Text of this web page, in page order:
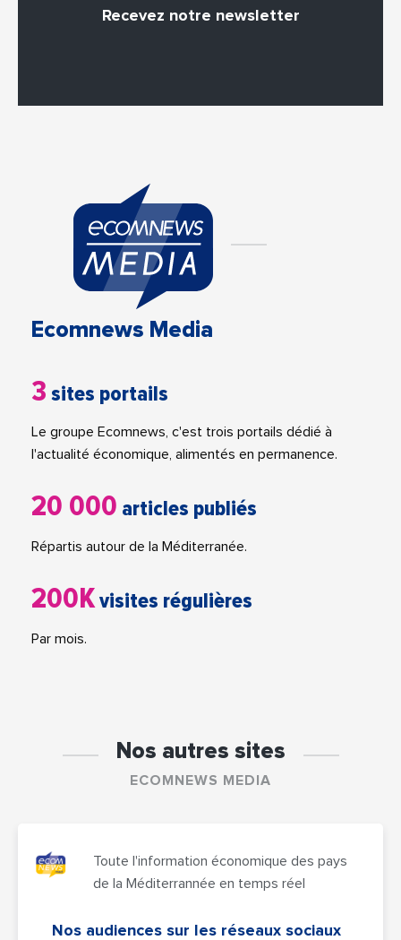
Recevez notre newsletter
Ecomnews Media
3 sites portails
Le groupe Ecomnews, c'est trois portails dédié à
l'actualité économique, alimentés en permanence.
20 000 articles publiés
Répartis autour de la Méditerranée.
200Kvisites régulières
Par mois.
Nos autres sites
ECOMNEWS MEDIA
Toute l'information économique des pays
de la Méditerrannée en temps réel
Nos audiences sur les réseaux sociaux